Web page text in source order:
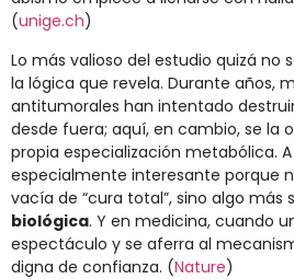
(unige.ch)
Lo más valioso del estudio quizá no
la lógica que revela. Durante años,
antitumorales han intentado
desde fuera; aquí, en cambio, se la
propia especialización metabólica.
especialmente interesante porque
vacía de “cura total”, sino algo más
biológica. Y en medicina, cuando
espectáculo y se aferra al
digna de confianza. (Nature)